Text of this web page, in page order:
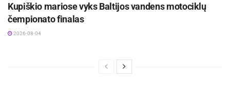
Kupiškio mariose vyks Baltijos vandens motociklų
čempionato finalas
2026-08-04